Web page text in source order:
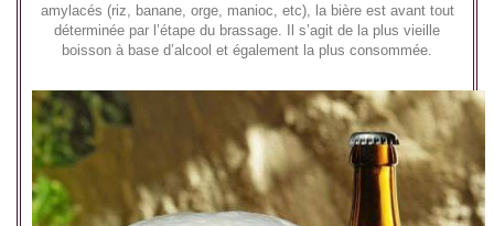
amylacés (riz, banane, orge, manioc, etc), la bière est avant tout
déterminée par l’étape du brassage. Il s’agit de la plus vieille
boisson à base d’alcool et également la plus consommée.